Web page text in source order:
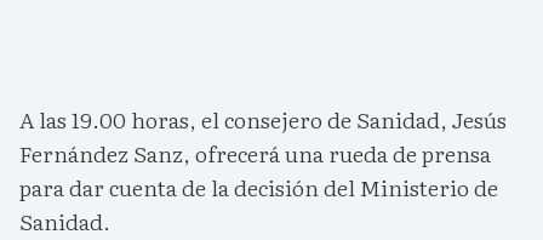
A las 19.00 horas, el consejero de Sanidad, Jesús
Fernández Sanz, ofrecerá una rueda de prensa
para dar cuenta de la decisión del Ministerio de
Sanidad.